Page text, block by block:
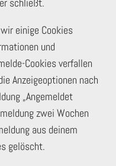
einige Cookies
und
Cookies verfallen
Anzeigeoptionen nach
„Angemeldet
zwei Wochen
aus deinem
gelöscht.